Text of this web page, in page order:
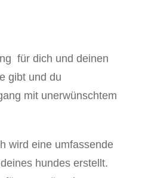
für dich und deinen
gibt und du
mit unerwünschtem
wird eine umfassende
hundes erstellt.